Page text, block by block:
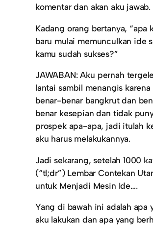
komentar dan akan aku jawab.
Kadang orang bertanya, “apa
baru mulai memunculkan ide
kamu sudah sukses?”
JAWABAN: Aku pernah
lantai sambil menangis karena
benar-benar bangkrut dan
benar kesepian dan tidak
prospek apa-apa, jadi itulah
aku harus melakukannya.
Jadi sekarang, setelah 1000
(“tl;dr”) Lembar Contekan
untuk Menjadi Mesin Ide….
Yang di bawah ini adalah apa
aku lakukan dan apa yang